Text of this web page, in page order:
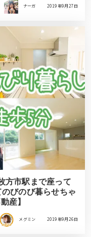
ナーガ 2019年9月27日
方市駅まで座って
びのび暮らせちゃ
産】
メグミン 2019年9月26日